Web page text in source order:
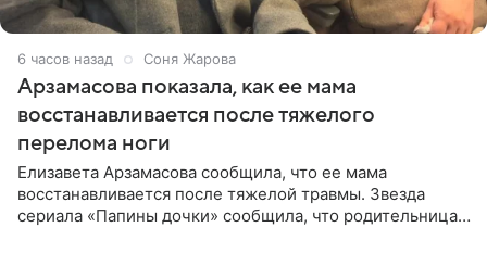
6 часов назад Соня Жарова
Арзамасова показала, как ее мама
восстанавливается после тяжелого
перелома ноги
Елизавета Арзамасова сообщила, что ее мама
восстанавливается после тяжелой травмы. Звезда
сериала «Папины дочки» сообщила, что родительница